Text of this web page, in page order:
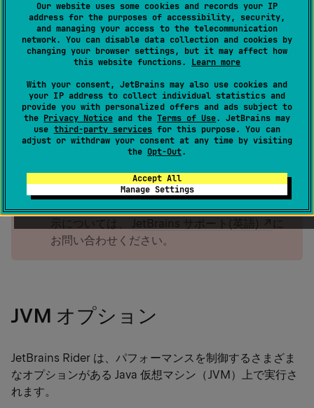
Our website uses some cookies and records your IP
address for the purposes of accessibility, security,
and managing your access to the telecommunication
network. You can disable data collection and cookies by
changing your browser settings, but it may affect how
this website functions. Learn more
With your consent, JetBrains may also use cookies and
your IP address to collect individual statistics and
provide you with personalized offers and ads subject to
the Privacy Noticeand the Terms of Use. JetBrains may
use third-party servicesfor this purpose. You can
adjust or withdraw your consent at any time by visiting
the Opt-Out.
Accept All
Manage Settings
最終更新日： 2026 年 8 月 6 日
IDE 設定の標準オプションに加えて、JetBrains Rider を
ランタイムの低レベル構成が行えます。
warning
この低レベルの構成は、予期しない問題を引き
起こす可能性があり、何をしているのか確信が
ない場合、JetBrains Rider のインストールが動
作不能になる恐れがあります。 解決しようとし
ている問題に役立つオプションと値に関する指
示については、JetBrains サポート(英語)
に
お問い合わせください。
JVM オプション
JetBrains Rider は、パフォーマンスを制御するさまざま
なオプションがある Java 仮想マシン（JVM）上で実行さ
れます。